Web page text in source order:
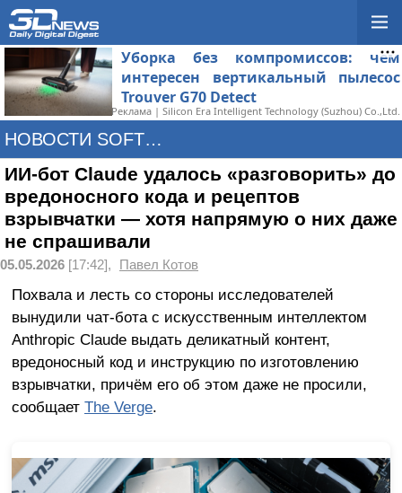
Уборка без компромиссов: чем
интересен вертикальный пылесос
Trouver G70 Detect
Реклама | Silicon Era Intelligent Technology (Suzhou) Co.,Ltd.
НОВОСТИ SOFTWARE
ИИ-бот Claude удалось «разговорить» до
вредоносного кода и рецептов
взрывчатки — хотя напрямую о них даже
не спрашивали
05.05.2026 [17:42], Павел Котов
Похвала и лесть со стороны исследователей
вынудили чат-бота с искусственным интеллектом
Anthropic Claude выдать деликатный контент,
вредоносный код и инструкцию по изготовлению
взрывчатки, причём его об этом даже не просили,
сообщает The Verge.